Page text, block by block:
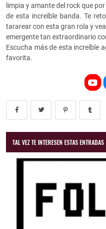
limpia y amante del rock que
de esta increíble banda. Te
tararear con esta gran rola y
emergente tan extraordinario
Escucha más de esta increíble
favorita.
TAL VEZ TE INTERESEN ESTAS ENTRADAS